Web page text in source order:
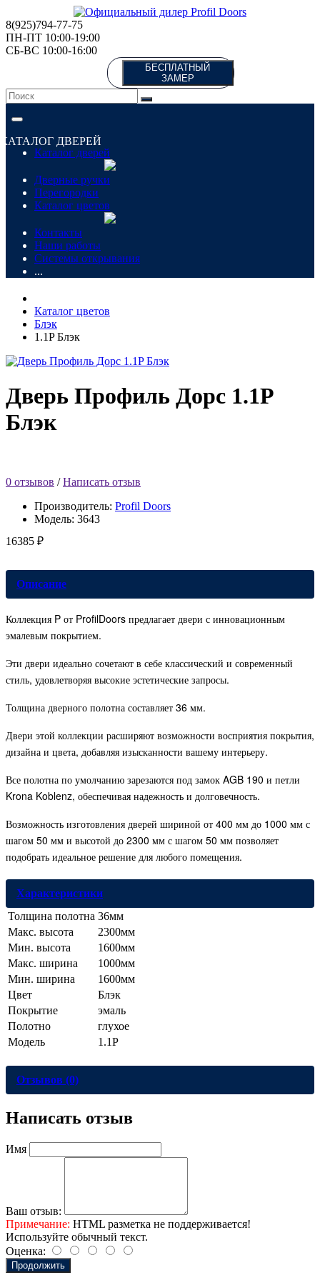
8(925)794-77-75
ПН-ПТ 10:00-19:00
СБ-ВС 10:00-16:00
БЕСПЛАТНЫЙ
ЗАМЕР
КАТАЛОГ ДВЕРЕЙ
Каталог дверей
Дверные ручки
Перегородки
Каталог цветов
Контакты
Наши работы
Системы открывания
...
Каталог цветов
Блэк
1.1P Блэк
Дверь Профиль Дорс 1.1P
Блэк
0 отзывов /Написать отзыв
Производитель: Profil Doors
Модель: 3643
16385 ₽
Описание
Коллекция P от ProfilDoors предлагает двери с инновационным
эмалевым покрытием.
Эти двери идеально сочетают в себе классический и современный
стиль, удовлетворяя высокие эстетические запросы.
Толщина дверного полотна составляет 36 мм.
Двери этой коллекции расширяют возможности восприятия покрытия,
дизайна и цвета, добавляя изысканности вашему интерьеру.
Все полотна по умолчанию зарезаются под замок AGB 190 и петли
Krona Koblenz, обеспечивая надежность и долговечность.
Возможность изготовления дверей шириной от 400 мм до 1000 мм с
шагом 50 мм и высотой до 2300 мм с шагом 50 мм позволяет
подобрать идеальное решение для любого помещения.
Характеристики
Толщина полотна 36мм
Макс. высота
2300мм
Мин. высота
1600мм
Макс. ширина
1000мм
Мин. ширина
1600мм
Цвет
Блэк
Покрытие
эмаль
Полотно
глухое
Модель
1.1P
Отзывов (0)
Написать отзыв
Имя
Ваш отзыв:
Примечание: HTML разметка не поддерживается!
Используйте обычный текст.
Оценка:
Продолжить